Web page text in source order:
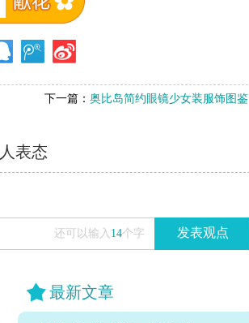
下一篇： 奥比岛简约眼镜少女装服饰图鉴
人表态
还可以输入 14个字 发表观点
最新文章